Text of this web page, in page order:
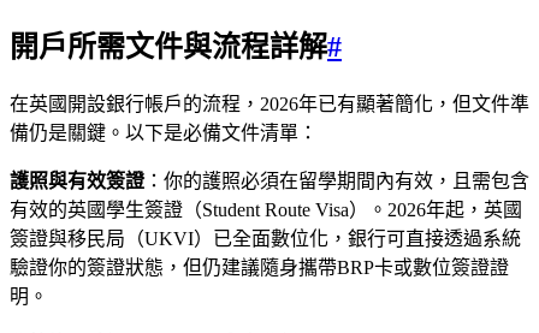
開戶所需文件與流程詳解#
在英國開設銀行帳戶的流程，2026年已有顯著簡化，但文件準
備仍是關鍵。以下是必備文件清單：
護照與有效簽證：你的護照必須在留學期間內有效，且需包含
有效的英國學生簽證（Student Route Visa）。2026年起，英國
簽證與移民局（UKVI）已全面數位化，銀行可直接透過系統
驗證你的簽證狀態，但仍建議隨身攜帶BRP卡或數位簽證證
明。